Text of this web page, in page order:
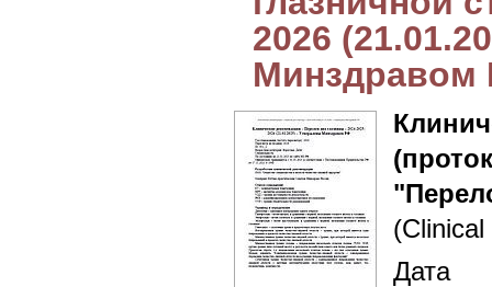
2026
Минздравом
Дата